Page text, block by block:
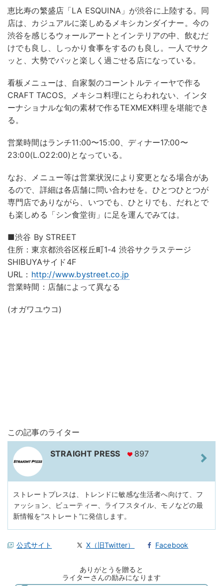
恵比寿の繁盛店「LA ESQUINA」が渋谷に上陸する。同
店は、カジュアルに楽しめるメキシカンダイナー。今の
渋谷を感じるウォールアートとインテリアの中、飲むだ
けでも良し、しっかり食事をするのも良し。一人でサク
ッと、大勢でパッと楽しく過ごせる店になっている。
看板メニューは、自家製のコーントルティーヤで作る
CRAFT TACOS。メキシコ料理にとらわれない、インタ
ーナショナルな旬の素材で作るTEXMEX料理を堪能でき
る。
営業時間はランチ11:00〜15:00、ディナー17:00〜
23:00(L.O22:00)となっている。
なお、メニュー等は営業状況により変更となる場合があ
るので、詳細は各店舗に問い合わせを。ひとつひとつが
専門店でありながら、いつでも、ひとりでも、だれとで
も楽しめる「シン食堂街」に足を運んでみては。
■渋谷 By STREET
住所：東京都渋谷区桜丘町1-4 渋谷サクラステージ
SHIBUYAサイド4F
URL： http://www.bystreet.co.jp
営業時間：店舗によって異なる
(オガワユウコ)
この記事のライター
STRAIGHT PRESS 897
ストレートプレスは、トレンドに敏感な生活者へ向けて、フ
ァッション、ビューティー、ライフスタイル、モノなどの最
新情報を“ストレート”に発信します。
公式サイト X（旧Twitter） Facebook
ありがとうを贈ると
ライターさんの励みになります